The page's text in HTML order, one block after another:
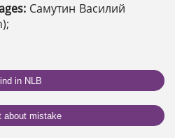
Самутин Василий
in NLB
about mistake